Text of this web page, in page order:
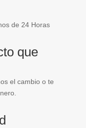
de 24 Horas
que
el cambio o te